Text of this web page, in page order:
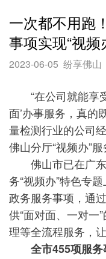
一次都不用跑
事项实现“视频
2023-06-05 纷享佛山
“在公司就能享
面’办事服务，真的
量检测行业的公司
佛山分厅“视频办”服
佛山市已在广东
务“视频办”特色专
政务服务事项，通
供“面对面、一对一
理等全流程服务，让
全市455项服